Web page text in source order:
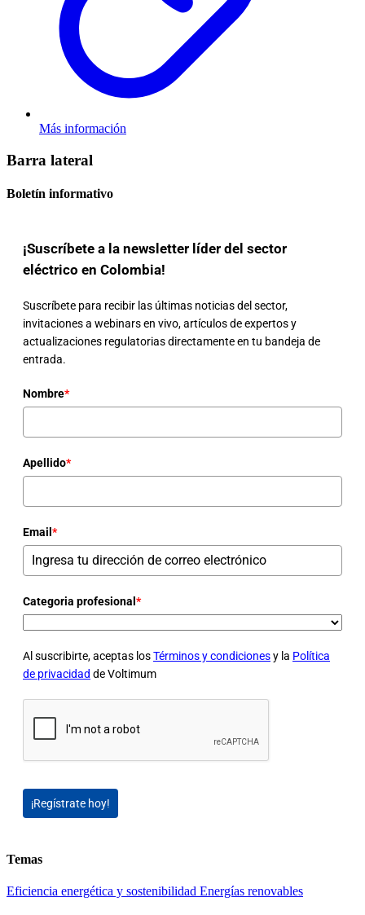
Más información
Barra lateral
Boletín informativo
¡Suscríbete a la newsletter líder del sector
eléctrico en Colombia!
Suscríbete para recibir las últimas noticias del sector,
invitaciones a webinars en vivo, artículos de expertos y
actualizaciones regulatorias directamente en tu bandeja de
entrada.
Nombre*
Apellido*
Email *
Categoria profesional *
Al suscribirte, aceptas losTérminos y condicionesy la Política
de privacidad de Voltimum
¡Regístrate hoy!
Temas
Eficiencia energética y sostenibilidad Energías renovables